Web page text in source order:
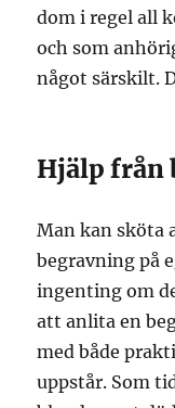
dom i regel all
och som
något särskilt.
Hjälp från
Man kan sköta
begravning på
ingenting om
att anlita en
med både
uppstår. Som